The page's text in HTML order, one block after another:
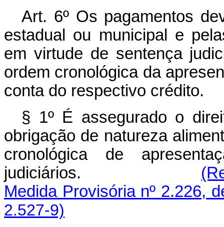
Art. 6º Os pagamentos
estadual ou municipal e
em virtude de sentença
ordem cronológica da
conta do respectivo crédito.
§ 1º É assegurado o
obrigação de natureza
cronológica de
judiciários.
Medida Provisória nº 2.226,
2.527-9)